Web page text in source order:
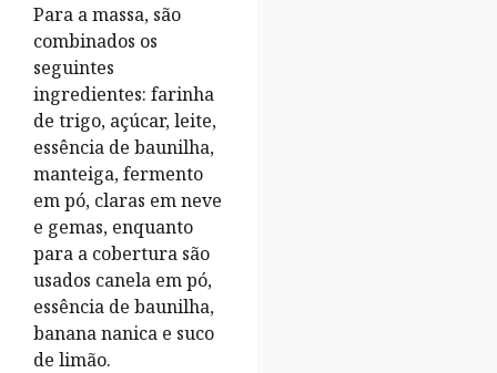
Para a massa, são
combinados os
seguintes
ingredientes: farinha
de trigo, açúcar, leite,
essência de baunilha,
manteiga, fermento
em pó, claras em neve
e gemas, enquanto
para a cobertura são
usados canela em pó,
essência de baunilha,
banana nanica e suco
de limão.